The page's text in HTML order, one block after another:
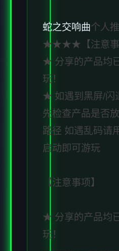
蛇之交响曲个人
★★★★【注意事
★ 分享的产品均
玩！
★ 如遇到黑屏/闪
先检查产品是否
路径 如遇乱码请
启动即可游玩
【注意事项】
★ 分享的产品均
玩！